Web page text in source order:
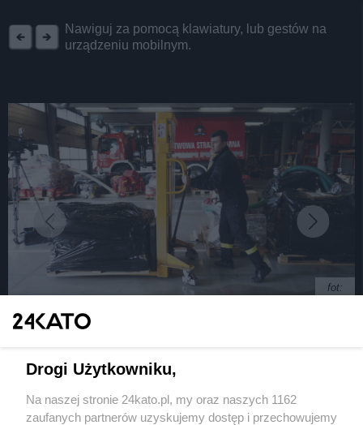
Nawiguj za pomocą klawiatury, lub gestów na
urządzeniu mobilnym.
fot:
dla kolegów z Ukrainy
Wydawca mediów lokalnych
Drogi Użytkowniku,
Na naszej stronie 24kato.pl, my oraz naszych 1162
zaufanych partnerów uzyskujemy dostęp i przechowujemy